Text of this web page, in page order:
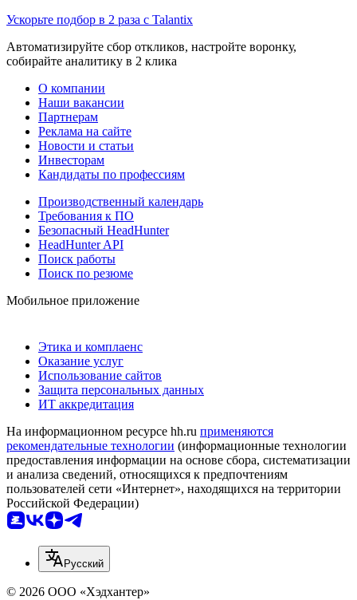
Ускорьте подбор в 2 раза с Talantix
Автоматизируйте сбор откликов, настройте воронку,
собирайте аналитику в 2 клика
О компании
Наши вакансии
Партнерам
Реклама на сайте
Новости и статьи
Инвесторам
Кандидаты по профессиям
Производственный календарь
Требования к ПО
Безопасный HeadHunter
HeadHunter API
Поиск работы
Поиск по резюме
Мобильное приложение
Этика и комплаенс
Оказание услуг
Использование сайтов
Защита персональных данных
ИТ аккредитация
На информационном ресурсе hh.ru применяются
рекомендательные технологии (информационные технологии
предоставления информации на основе сбора, систематизации
и анализа сведений, относящихся к предпочтениям
пользователей сети «Интернет», находящихся на территории
Российской Федерации)
Русский
© 2026 ООО «Хэдхантер»